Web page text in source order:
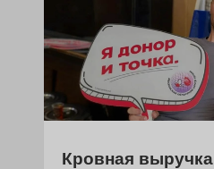
Кровная выручка